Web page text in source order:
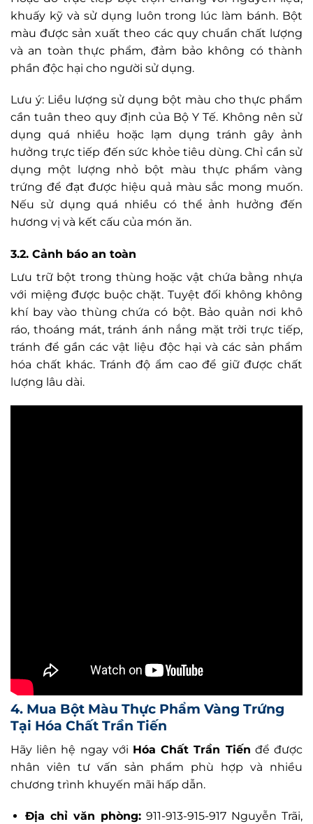
khuấy kỹ và sử dụng luôn trong lúc làm bánh. Bột
màu được sản xuất theo các quy chuẩn chất lượng
và an toàn thực phẩm, đảm bảo không có thành
phần độc hại cho người sử dụng.
Lưu ý: Liều lượng sử dụng bột màu cho thực phẩm
cần tuân theo quy định của Bộ Y Tế. Không nên sử
dụng quá nhiều hoặc lạm dụng tránh gây ảnh
hưởng trực tiếp đến sức khỏe tiêu dùng. Chỉ cần sử
dụng một lượng nhỏ bột màu thực phẩm vàng
trứng để đạt được hiệu quả màu sắc mong muốn.
Nếu sử dụng quá nhiều có thể ảnh hưởng đến
hương vị và kết cấu của món ăn.
3.2. Cảnh báo an toàn
Lưu trữ bột trong thùng hoặc vật chứa bằng nhựa
với miệng được buộc chặt. Tuyệt đối không không
khí bay vào thùng chứa có bột. Bảo quản nơi khô
ráo, thoáng mát, tránh ánh nắng mặt trời trực tiếp,
tránh để gần các vật liệu độc hại và các sản phẩm
hóa chất khác. Tránh độ ẩm cao để giữ được chất
lượng lâu dài.
4. Mua Bột Màu Thực Phẩm Vàng Trứng
Tại Hóa Chất Trần Tiến
Hãy liên hệ ngay với Hóa Chất Trần Tiến để được
nhân viên tư vấn sản phẩm phù hợp và nhiều
chương trình khuyến mãi hấp dẫn.
Địa chỉ văn phòng:911-913-915-917 Nguyễn Trãi,